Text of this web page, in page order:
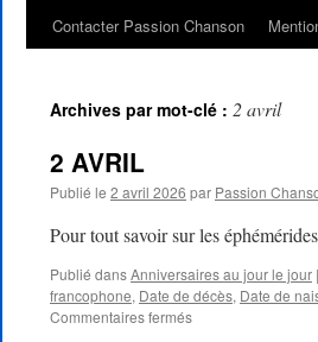
Contacter Passion Chanson
Archives par mot-clé : 2 avril
2 AVRIL
Publié le 2 avril 2026 par Passion
Pour tout savoir sur les
Publié dansAnniversaires au jour le jour |
francophone, Date de décès, Date de
Commentaires ferméssur